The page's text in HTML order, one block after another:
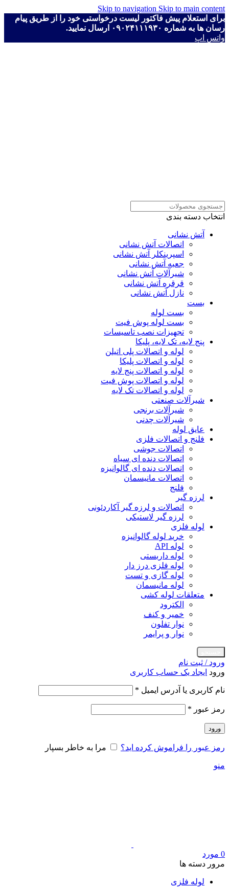
Skip to navigation Skip to main content
برای استعلام پیش فاکتور لیست درخواستی خود را از طریق پیام
رسان ها به شماره ۰۹۰۲۴۱۱۱۹۳۰ ارسال نمایید.
واتس اپ
انتخاب دسته بندی
آتش نشانی
اتصالات آتش نشانی
اسپرینکلر آتش نشانی
جعبه آتش نشانی
شیرآلات آتش نشانی
قرقره آتش نشانی
نازل آتش نشانی
بست
بست لوله
بست لوله پوش فیت
تجهیزات نصب تاسیسات
پنج لایه، تک لایه، پلیکا
لوله و اتصالات پلی اتیلن
لوله و اتصالات پلیکا
لوله و اتصالات پنج لایه
لوله و اتصالات پوش فیت
لوله و اتصالات تک لایه
شیرآلات صنعتی
شیرآلات برنجی
شیرآلات چدنی
عایق لوله
فلنج و اتصالات فلزی
اتصالات جوشی
اتصالات دنده ای سیاه
اتصالات دنده ای گالوانیزه
اتصالات مانیسمان
فلنج
لرزه گیر
اتصالات و لرزه گیر آکاردئونی
لرزه گیر لاستیکی
لوله فلزی
خرید لوله گالوانیزه
لوله API
لوله داربستی
لوله فلزی درز دار
لوله گازی و تست
لوله مانیسمان
متعلقات لوله کشی
الکترود
خمیر و کنف
نوار تفلون
نوار و پرایمر
ورود / ثبت نام
ورود ایجاد یک حساب کاربری
نام کاربری یا آدرس ایمیل *
رمز عبور *
ورود
رمز عبور را فراموش کرده اید؟ مرا به خاطر بسپار
منو
0 مورد
مرور دسته ها
لوله فلزی